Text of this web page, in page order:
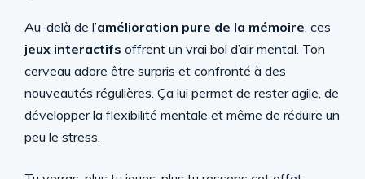
Au-delà de l’amélioration pure de la mémoire, ces
jeux interactifs offrent un vrai bol d’air mental. Ton
cerveau adore être surpris et confronté à des
nouveautés régulières. Ça lui permet de rester agile, de
développer la flexibilité mentale et même de réduire un
peu le stress.